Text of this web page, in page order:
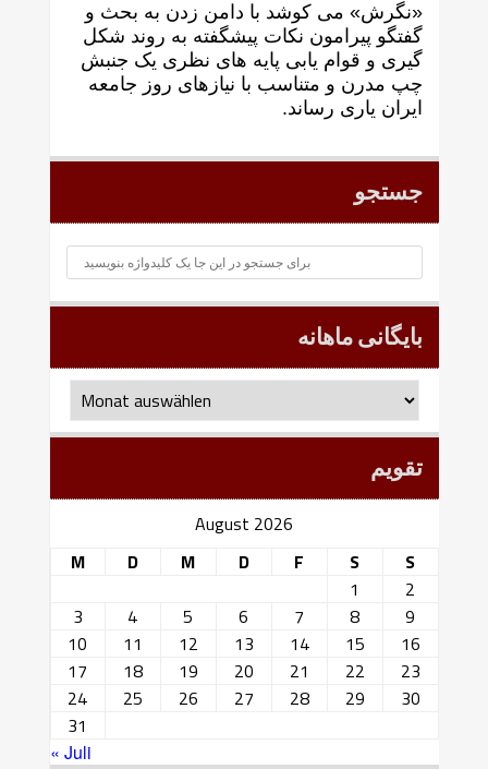
«نگرش» می کوشد با دامن زدن به بحث و
گفتگو پيرامون نکات پیشگفته به روند شکل
گيری و قوام يابی پايه های نظری يک جنبش
چپ مدرن و متناسب با نيازهای روز جامعه
ايران ياری رساند.
جستجو
بایگانی ماهانه
بایگانی
ماهانه
تقویم
August 2026
M
D M D F S
S
1
2
3
4 5 6 7 8
9
10
11 12 13 14 15
16
17
18 19 20 21 22
23
24
25 26 27 28 29
30
31
« Juli